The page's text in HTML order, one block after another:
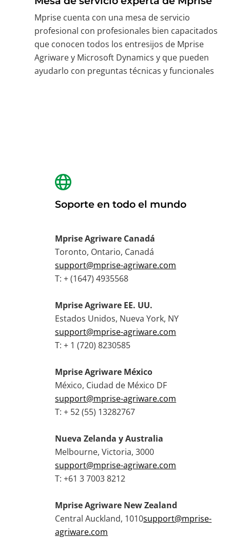
Mprise cuenta con una mesa de servicio
profesional con profesionales bien capacitados
que conocen todos los entresijos de Mprise
Agriware y Microsoft Dynamics y que pueden
ayudarlo con preguntas técnicas y funcionales
Soporte en todo el mundo
Mprise Agriware Canadá
Toronto, Ontario, Canadá
support@mprise-agriware.com
T: + (1647) 4935568
Mprise Agriware EE. UU.
Estados Unidos, Nueva York, NY
support@mprise-agriware.com
T: + 1 (720) 8230585
Mprise Agriware México
México, Ciudad de México DF
support@mprise-agriware.com
T: + 52 (55) 13282767
Nueva Zelanda y Australia
Melbourne, Victoria, 3000
support@mprise-agriware.com
T: +61 3 7003 8212
Mprise Agriware New Zealand
Central Auckland, 1010‍support@mprise-
agriware.com